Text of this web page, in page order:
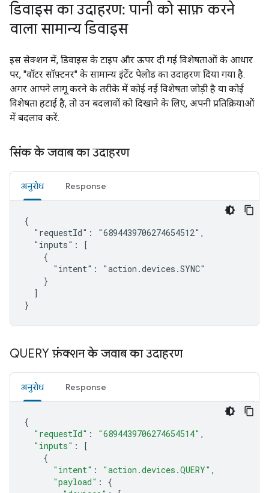
डिवाइस का उदाहरण: पानी को साफ़ करने
वाला सामान्य डिवाइस
इस सेक्शन में, डिवाइस के टाइप और ऊपर दी गई विशेषताओं के आधार
पर, "वॉटर सॉफ़्टनर" के सामान्य इंटेंट पेलोड का उदाहरण दिया गया है.
अगर आपने लागू करने के तरीके में कोई नई विशेषता जोड़ी है या कोई
विशेषता हटाई है, तो उन बदलावों को दिखाने के लिए, अपनी प्रतिक्रियाओं
में बदलाव करें.
सिंक के जवाब का उदाहरण
अनुरोध Response
{
  "requestId": "6894439706274654512",
  "inputs": [
    {
      "intent": "action.devices.SYNC"
    }
  ]
}
QUERY फ़ंक्शन के जवाब का उदाहरण
अनुरोध Response
{
"requestId" : "6894439706274654514" ,
"inputs" :
[
{
"intent" : "action.devices.QUERY" ,
"payload" :
{